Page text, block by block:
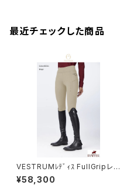
最近チェックした商品
VESTRUMﾚﾃﾞｨｽ FullGripレギ
ンス W102F65082
¥58,300